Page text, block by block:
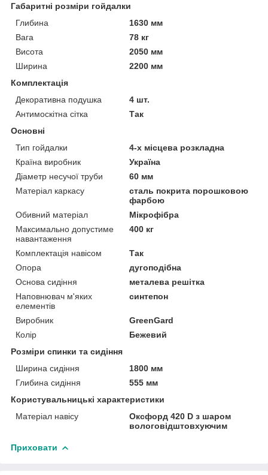
Габаритні розміри гойдалки
Глибина
1630 мм
Вага
78 кг
Висота
2050 мм
Ширина
2200 мм
Комплектація
Декоративна подушка
4 шт.
Антимоскітна сітка
Так
Основні
Тип гойдалки
4-х місцева розкладна
Країна виробник
Україна
Діаметр несучої труби
60 мм
Матеріал каркасу
сталь покрита порошковою
фарбою
Обивний матеріал
Мікрофібра
Максимально допустиме
навантаження
400 кг
Комплектація навісом
Так
Опора
дугоподібна
Основа сидіння
металева решітка
Наповнювач м'яких
елементів
синтепон
Виробник
GreenGard
Колір
Бежевий
Розміри спинки та сидіння
Ширина сидіння
1800 мм
Глибина сидіння
555 мм
Користувальницькі характеристики
Матеріал навісу
Оксфорд 420 D з шаром
вологовідштовхуючим
Приховати